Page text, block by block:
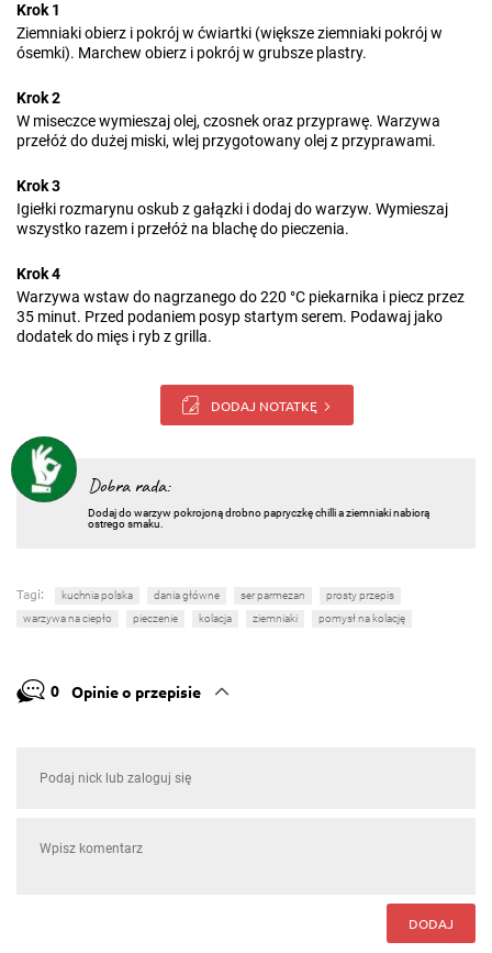
Krok 1
Ziemniaki obierz i pokrój w ćwiartki (większe ziemniaki pokrój w
ósemki). Marchew obierz i pokrój w grubsze plastry.
Krok 2
W miseczce wymieszaj olej, czosnek oraz przyprawę. Warzywa
przełóż do dużej miski, wlej przygotowany olej z przyprawami.
Krok 3
Igiełki rozmarynu oskub z gałązki i dodaj do warzyw. Wymieszaj
wszystko razem i przełóż na blachę do pieczenia.
Krok 4
Warzywa wstaw do nagrzanego do 220 °C piekarnika i piecz przez
35 minut. Przed podaniem posyp startym serem. Podawaj jako
dodatek do mięs i ryb z grilla.
DODAJ NOTATKĘ
Dobra rada:
Dodaj do warzyw pokrojoną drobno papryczkę chilli a ziemniaki nabiorą
ostrego smaku.
Tagi: kuchnia polska dania główne ser parmezan
prosty przepis
warzywa na ciepło
pieczenie kolacja ziemniaki pomysł na kolację
0 Opinie o przepisie
DODAJ